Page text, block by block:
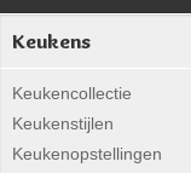
Keukens
Keukencollectie
Keukenstijlen
Keukenopstellingen